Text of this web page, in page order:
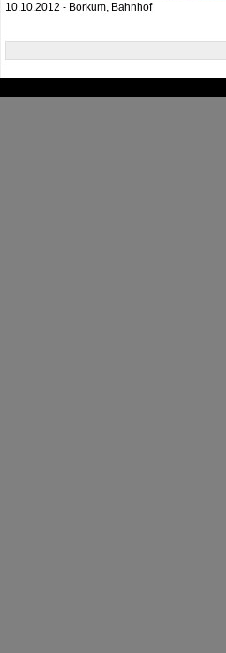
10.10.2012 - Borkum, Bahnhof